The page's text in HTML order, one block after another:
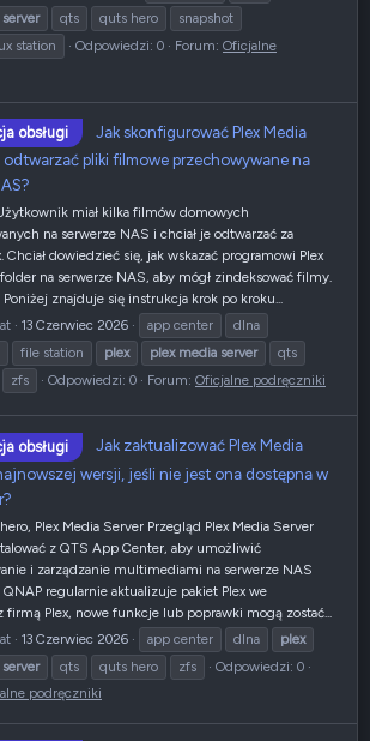
server qts quts hero
snapshot
station
Odpowiedzi: 0 Forum: Oficjalne
obsługi
Jak skonfigurować Plex Media
odtwarzać pliki filmowe przechowywane na
miał kilka filmów domowych
na serwerze NAS i chciał je odtwarzać za
Chciał dowiedzieć się, jak wskazać programowi Plex
na serwerze NAS, aby mógł zindeksować filmy.
Poniżej znajduje się instrukcja krok po kroku...
13 Czerwiec 2026 app center
dlna
file station plex plex media server
qts
zfs Odpowiedzi: 0 Forum: Oficjalne podręczniki
obsługi
Jak zaktualizować Plex Media
wersji, jeśli nie jest ona dostępna w
Plex Media Server Przegląd Plex Media Server
z QTS App Center, aby umożliwić
i zarządzanie multimediami na serwerze NAS
QNAP regularnie aktualizuje pakiet Plex we
firmą Plex, nowe funkcje lub poprawki mogą zostać...
13 Czerwiec 2026 app center dlna
plex
server qts quts hero zfs
Odpowiedzi: 0
podręczniki